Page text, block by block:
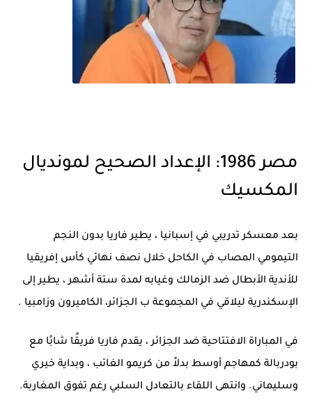
مصر 1986: الإعداد الصحيح لمونديال
المكسيك
بعد معسكر تدريبي في إسبانيا ، يطير فاريا بدون النجم
التيمومي المصاب في الكاحل خلال نصف نهائي كأس إفريقيا
للأندية الأبطال ضد الزمالك وغيابه لمدة ستة أشهر ، يطير إلى
الإسكندرية ليلاقي في المجموعة ب الجزائر، الكاميرون وزامبيا .
في المباراة الافتتاحية ضد الجزائر ، يقدم فاريا فريقًا شابًا مع
بودربالة كمهاجم أوسط بدلاً من كريمو الغائب ، وبداية خيري
وسليماني. وانتهى اللقاء بالتعادل السلبي رغم تفوق المغاربة.